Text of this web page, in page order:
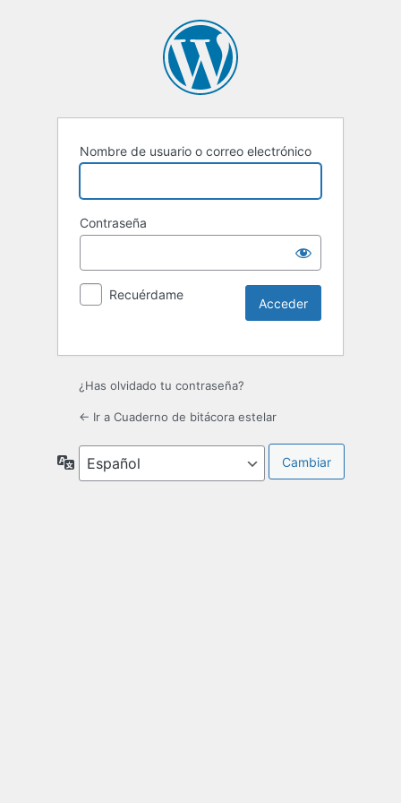
Nombre de usuario o correo electrónico
Contraseña
Recuérdame
¿Has olvidado tu contraseña?
← Ir a Cuaderno de bitácora estelar
Idioma